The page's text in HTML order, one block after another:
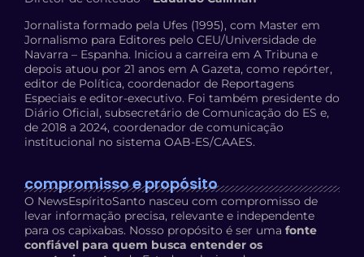
Jornalista formado pela Ufes (1995), com Master em
Jornalismo para Editores pelo CEU/Universidade de
Navarra – Espanha. Iniciou a carreira em A Tribuna e
depois atuou por 21 anos em A Gazeta, como repórter,
editor de Política, coordenador de Reportagens
Especiais e editor-executivo. Foi também presidente do
Diário Oficial, subsecretário de Comunicação do ES e,
de 2018 a 2024, coordenador de comunicação
institucional no sistema OAB-ES/CAAES.
compromisso e propósito
O NewsEspíritoSanto nasceu com compromisso de
levar informação precisa, relevante e independente
para os capixabas. Nosso propósito é ser uma fonte
confiável para quem busca entender os